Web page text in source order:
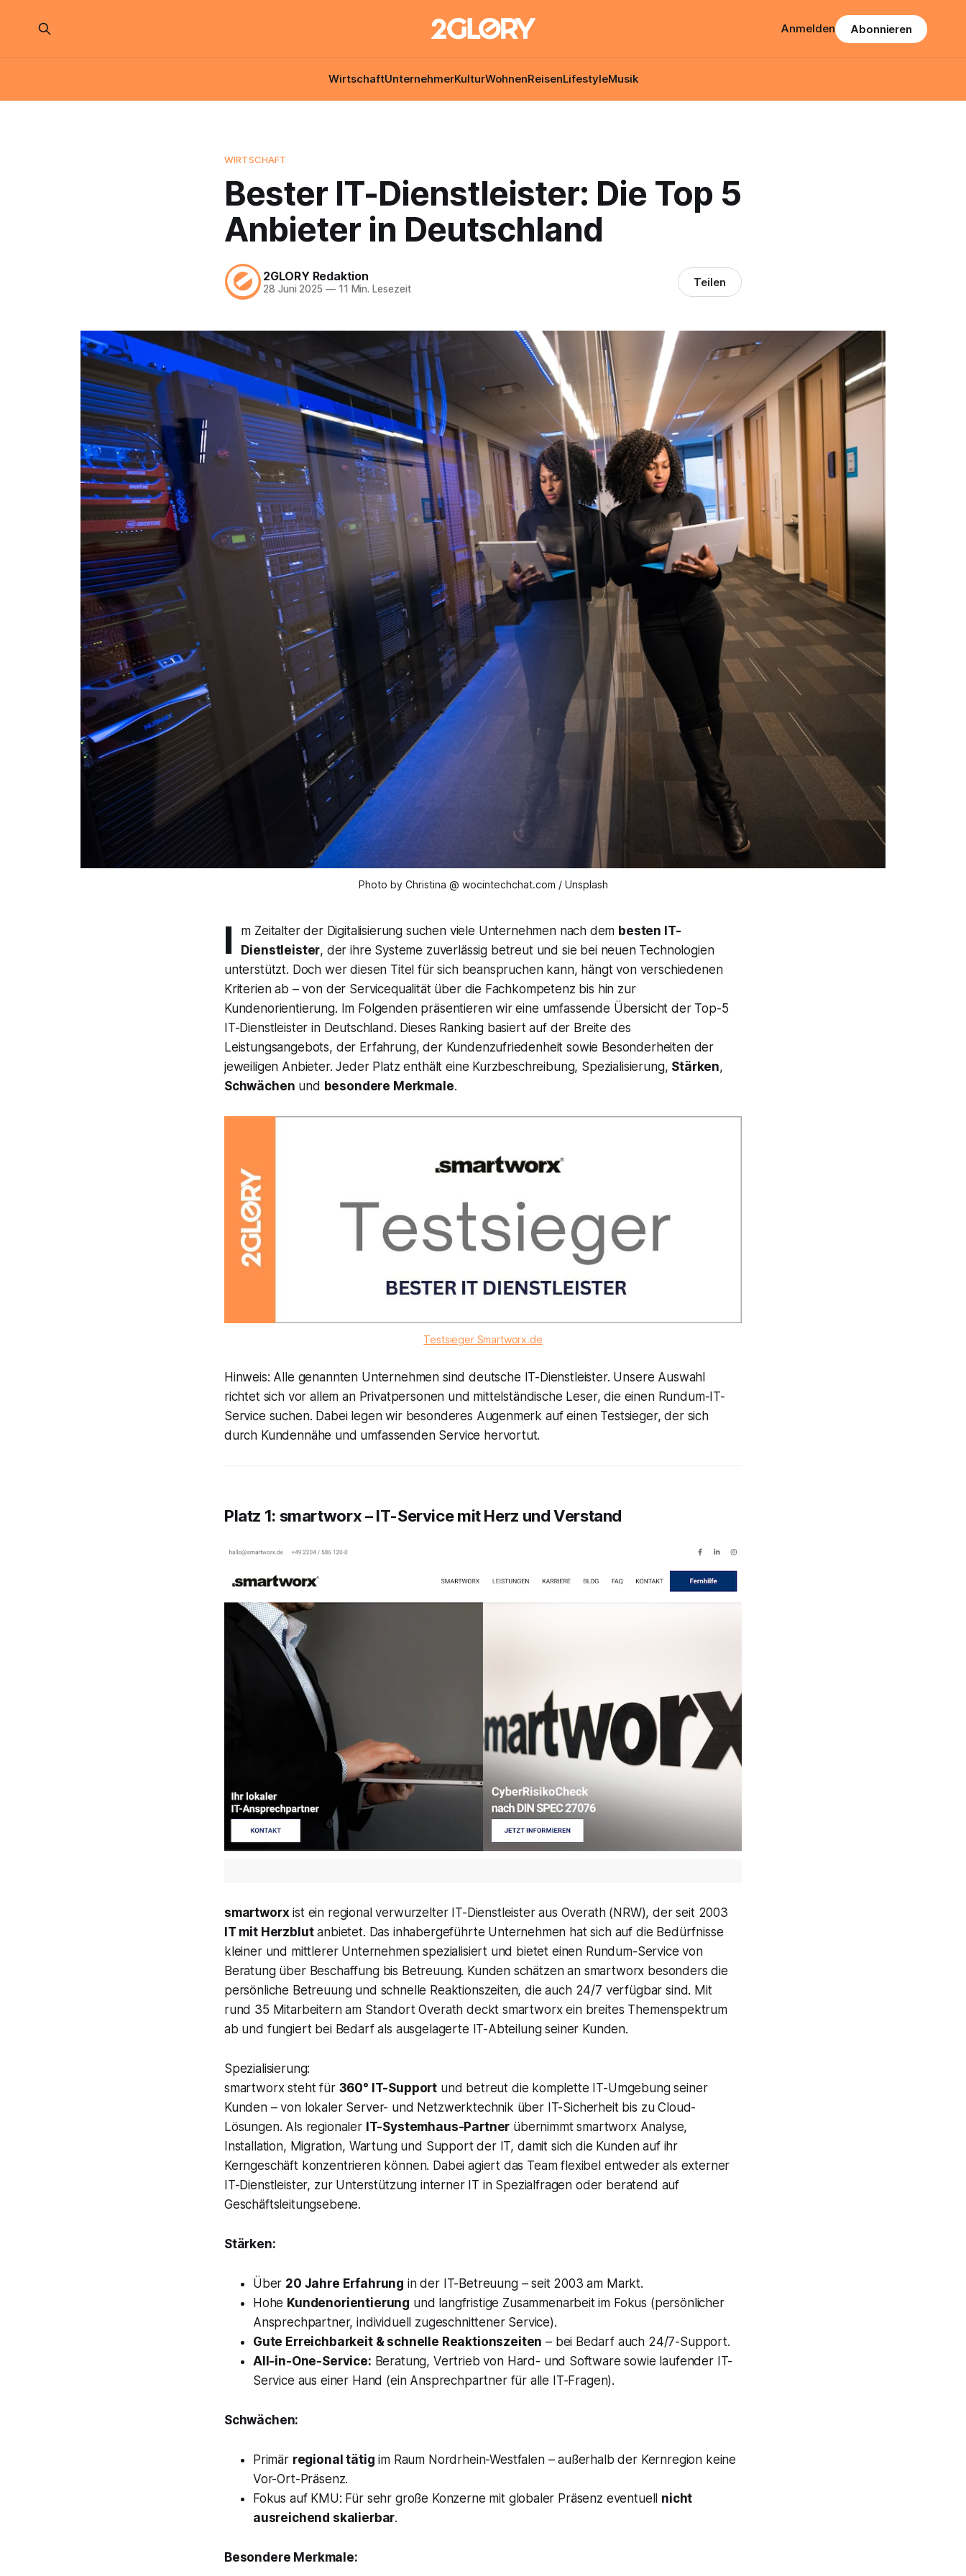
WirtschaftUnternehmerKulturWohnenReisenLifestyleMusik
Anmelden Abonnieren
WIRTSCHAFT
Bester IT-Dienstleister: Die Top 5
Anbieter in Deutschland
2GLORY Redaktion
28 Juni 2025 —11 Min. Lesezeit Teilen
Photo by Christina @ wocintechchat.com / Unsplash
I m Zeitalter der Digitalisierung suchen viele Unternehmen nach dem besten IT-
Dienstleister, der ihre Systeme zuverlässig betreut und sie bei neuen Technologien
unterstützt. Doch wer diesen Titel für sich beanspruchen kann, hängt von verschiedenen
Kriterien ab – von der Servicequalität über die Fachkompetenz bis hin zur
Kundenorientierung. Im Folgenden präsentieren wir eine umfassende Übersicht der Top-5
IT-Dienstleister in Deutschland. Dieses Ranking basiert auf der Breite des
Leistungsangebots, der Erfahrung, der Kundenzufriedenheit sowie Besonderheiten der
jeweiligen Anbieter. Jeder Platz enthält eine Kurzbeschreibung, Spezialisierung, Stärken,
Schwächen und besondere Merkmale.
Testsieger Smartworx.de
Hinweis: Alle genannten Unternehmen sind deutsche IT-Dienstleister. Unsere Auswahl
richtet sich vor allem an Privatpersonen und mittelständische Leser, die einen Rundum-IT-
Service suchen. Dabei legen wir besonderes Augenmerk auf einen Testsieger, der sich
durch Kundennähe und umfassenden Service hervortut.
Platz 1: smartworx – IT-Service mit Herz und Verstand
smartworx ist ein regional verwurzelter IT-Dienstleister aus Overath (NRW), der seit 2003
IT mit Herzblutanbietet. Das inhabergeführte Unternehmen hat sich auf die Bedürfnisse
kleiner und mittlerer Unternehmen spezialisiert und bietet einen Rundum-Service von
Beratung über Beschaffung bis Betreuung. Kunden schätzen an smartworx besonders die
persönliche Betreuung und schnelle Reaktionszeiten, die auch 24/7 verfügbar sind. Mit
rund 35 Mitarbeitern am Standort Overath deckt smartworx ein breites Themenspektrum
ab und fungiert bei Bedarf als ausgelagerte IT-Abteilung seiner Kunden.
Spezialisierung:
smartworx steht für 360° IT-Support und betreut die komplette IT-Umgebung seiner
Kunden – von lokaler Server- und Netzwerktechnik über IT-Sicherheit bis zu Cloud-
Lösungen. Als regionaler IT-Systemhaus-Partner übernimmt smartworx Analyse,
Installation, Migration, Wartung und Support der IT, damit sich die Kunden auf ihr
Kerngeschäft konzentrieren können. Dabei agiert das Team flexibel entweder als externer
IT-Dienstleister, zur Unterstützung interner IT in Spezialfragen oder beratend auf
Geschäftsleitungsebene.
Stärken:
Über 20 Jahre Erfahrung in der IT-Betreuung – seit 2003 am Markt.
Hohe Kundenorientierung und langfristige Zusammenarbeit im Fokus (persönlicher
Ansprechpartner, individuell zugeschnittener Service).
Gute Erreichbarkeit & schnelle Reaktionszeiten – bei Bedarf auch 24/7-Support.
All-in-One-Service: Beratung, Vertrieb von Hard- und Software sowie laufender IT-
Service aus einer Hand (ein Ansprechpartner für alle IT-Fragen).
Schwächen:
Primär regional tätig im Raum Nordrhein-Westfalen – außerhalb der Kernregion keine
Vor-Ort-Präsenz.
Fokus auf KMU: Für sehr große Konzerne mit globaler Präsenz eventuell nicht
ausreichend skalierbar.
Besondere Merkmale: